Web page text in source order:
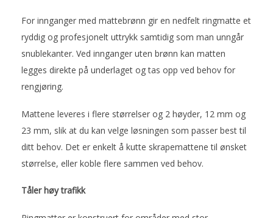
For innganger med mattebrønn gir en nedfelt ringmatte et
ryddig og profesjonelt uttrykk samtidig som man unngår
snublekanter. Ved innganger uten brønn kan matten
legges direkte på underlaget og tas opp ved behov for
rengjøring.
Mattene leveres i flere størrelser og 2 høyder, 12 mm og
23 mm, slik at du kan velge løsningen som passer best til
ditt behov. Det er enkelt å kutte skrapemattene til ønsket
størrelse, eller koble flere sammen ved behov.
Tåler høy trafikk